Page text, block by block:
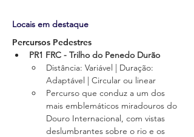
Locais em destaque
Percursos Pedestres
PR1 FRC - Trilho do Penedo Durão
Distância: Variável | Duração:
Adaptável | Circular ou linear
Percurso que conduz a um dos
mais emblemáticos miradouros do
Douro Internacional, com vistas
deslumbrantes sobre o rio e os